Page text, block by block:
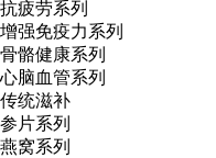
抗疲劳系列
增强免疫力系列
骨骼健康系列
心脑血管系列
传统滋补
参片系列
燕窝系列